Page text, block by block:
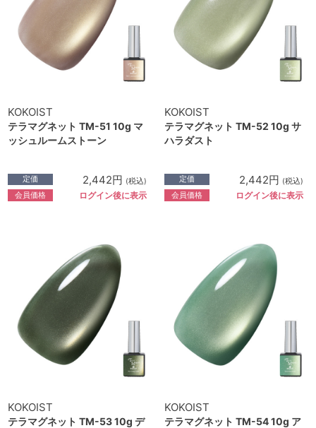
KOKOIST
テラマグネット TM-51 10g マ
ッシュルームストーン
定価 2,442円 (税込)
会員価格 ログイン後に表示
KOKOIST
テラマグネット TM-52 10g サ
ハラダスト
定価 2,442円 (税込)
会員価格 ログイン後に表示
KOKOIST
テラマグネット TM-53 10g デ
KOKOIST
テラマグネット TM-54 10g ア